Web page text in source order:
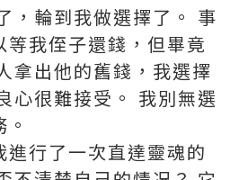
，輪到我做選擇了。 事
我侄子還錢，但畢竟
拿出他的舊錢，我選擇
心很難接受。 我別無選
進行了一次直達靈魂的